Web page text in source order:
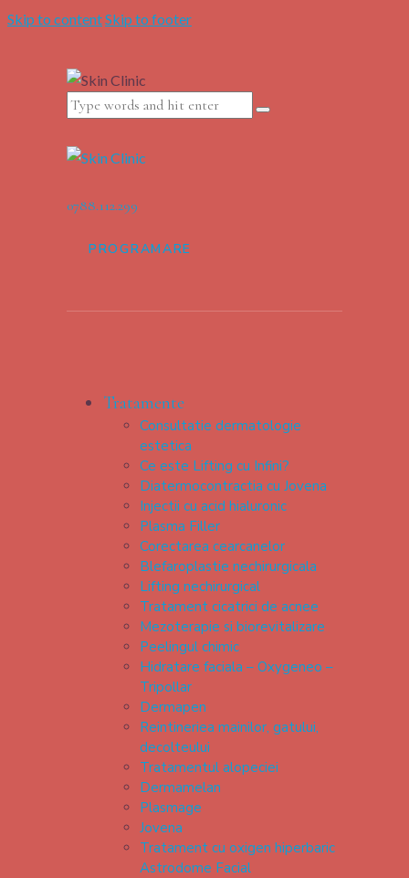
Skip to contentSkip to footer
0788.112.299
PROGRAMARE
Tratamente
Consultatie dermatologie
estetica
Ce este Lifting cu Infini?
Diatermocontractia cu Jovena
Injectii cu acid hialuronic
Plasma Filler
Corectarea cearcanelor
Blefaroplastie nechirurgicala
Lifting nechirurgical
Tratament cicatrici de acnee
Mezoterapie si biorevitalizare
Peelingul chimic
Hidratare faciala – Oxygeneo –
Tripollar
Dermapen
Reintineriea mainilor, gatului,
decolteului
Tratamentul alopeciei
Dermamelan
Plasmage
Jovena
Tratament cu oxigen hiperbaric
Astrodome Facial